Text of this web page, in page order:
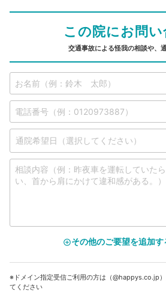
この院にお問
交通事故による怪我の相談や、
add_circle_outlineその他のご要望を追加す
※ドメイン指定受信ご利用の方は（@happys.co.jp
てください